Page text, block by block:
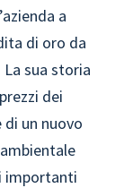
a
di oro da
sua storia
dei
di un nuovo
importanti